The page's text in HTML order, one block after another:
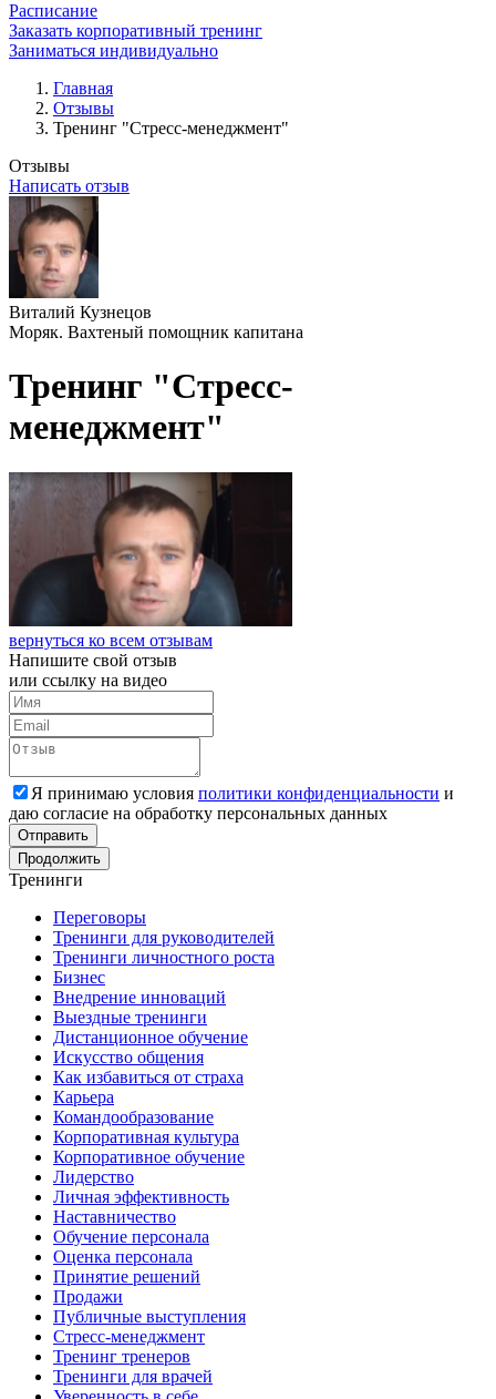
Расписание
Заказать корпоративный тренинг
Заниматься индивидуально
Главная
Отзывы
Тренинг "Стресс-менеджмент"
Отзывы
Написать отзыв
Виталий Кузнецов
Моряк. Вахтеный помощник капитана
Тренинг "Стресс-
менеджмент"
вернуться ко всем отзывам
Напишите свой отзыв
или ссылку на видео
Я принимаю условия политики конфиденциальности и
даю согласие на обработку персональных данных
Отправить
Продолжить
Тренинги
Переговоры
Тренинги для руководителей
Тренинги личностного роста
Бизнес
Внедрение инноваций
Выездные тренинги
Дистанционное обучение
Искусство общения
Как избавиться от страха
Карьера
Командообразование
Корпоративная культура
Корпоративное обучение
Лидерство
Личная эффективность
Наставничество
Обучение персонала
Оценка персонала
Принятие решений
Продажи
Публичные выступления
Стресс-менеджмент
Тренинг тренеров
Тренинги для врачей